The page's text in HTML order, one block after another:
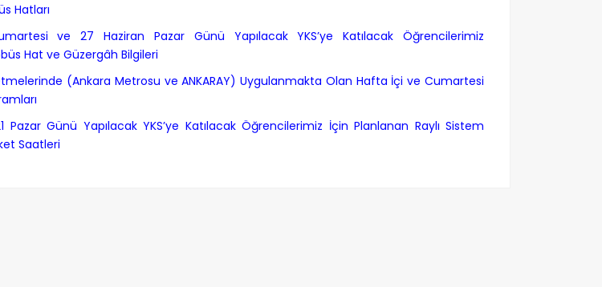
Hatları
ve 27 Haziran Pazar Günü Yapılacak YKS’ye Katılacak Öğrencilerimiz
Hat ve Güzergâh Bilgileri
(Ankara Metrosu ve ANKARAY) Uygulanmakta Olan Hafta İçi ve Cumartesi
Pazar Günü Yapılacak YKS’ye Katılacak Öğrencilerimiz İçin Planlanan Raylı Sistem
Saatleri